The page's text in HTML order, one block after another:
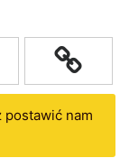
postawić nam